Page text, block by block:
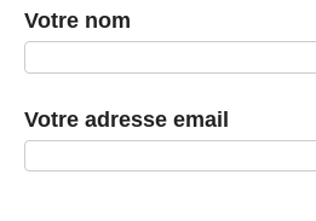
Votre nom
Votre adresse email